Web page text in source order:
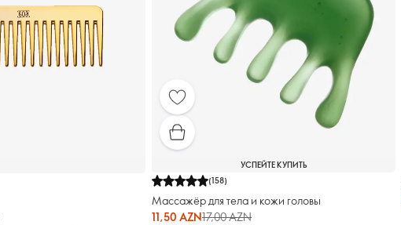
УСПЕЙТЕ КУПИТЬ
(158)
Массажёр для тела и кожи головы
11,50 AZN17,00 AZN